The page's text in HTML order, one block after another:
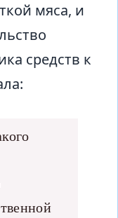
мяса, и
средств к